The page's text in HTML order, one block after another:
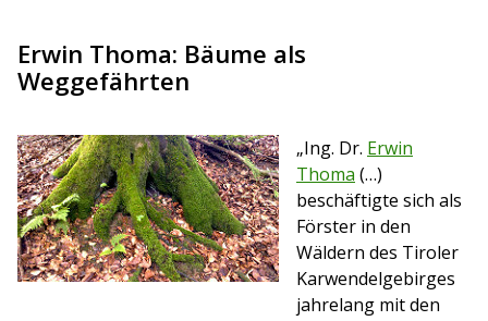
Erwin Thoma: Bäume als
Weggefährten
„Ing. Dr. Erwin
Thoma (…)
beschäftigte sich als
Förster in den
Wäldern des Tiroler
Karwendelgebirges
jahrelang mit den